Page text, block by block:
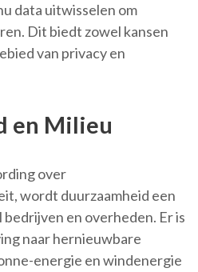
data uitwisselen om
Dit biedt zowel kansen
van privacy en
en Milieu
over
wordt duurzaamheid een
en overheden. Er is
naar hernieuwbare
energie en windenergie